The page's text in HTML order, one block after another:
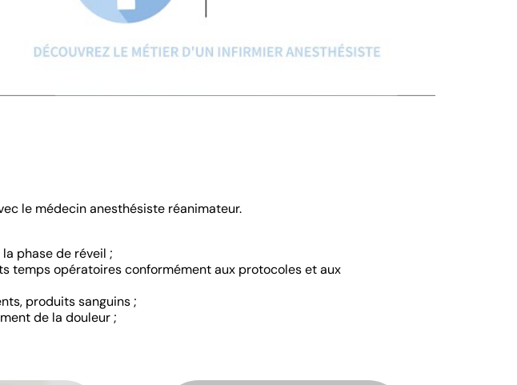
le médecin anesthésiste réanimateur.
phase de réveil ;
temps opératoires conformément aux protocoles et aux
produits sanguins ;
de la douleur ;